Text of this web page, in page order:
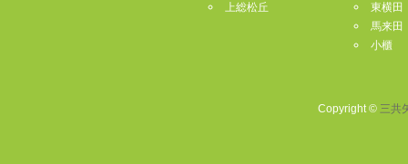
上総松丘
東横田
馬来田
小櫃
Copyright © 三共